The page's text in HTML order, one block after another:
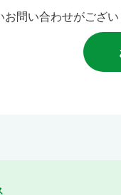
お問い合わせがござ